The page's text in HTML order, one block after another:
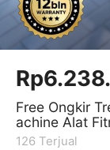
Free Ongkir
achine Alat
g Pad Alat
126 Terjual